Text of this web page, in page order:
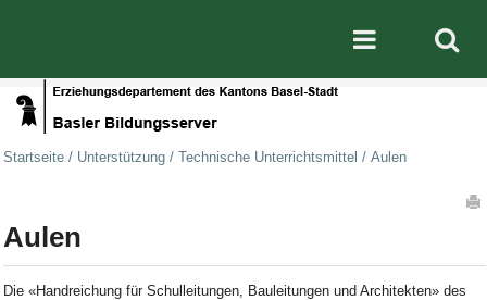
Mobile
Startseite / Unterstützung / Technische Unterrichtsmittel / Aulen
Aulen
Die «Handreichung für Schulleitungen, Bauleitungen und Architekten» des